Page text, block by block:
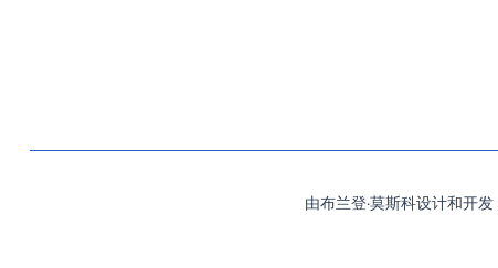
由布兰登·莫斯科设计和开发